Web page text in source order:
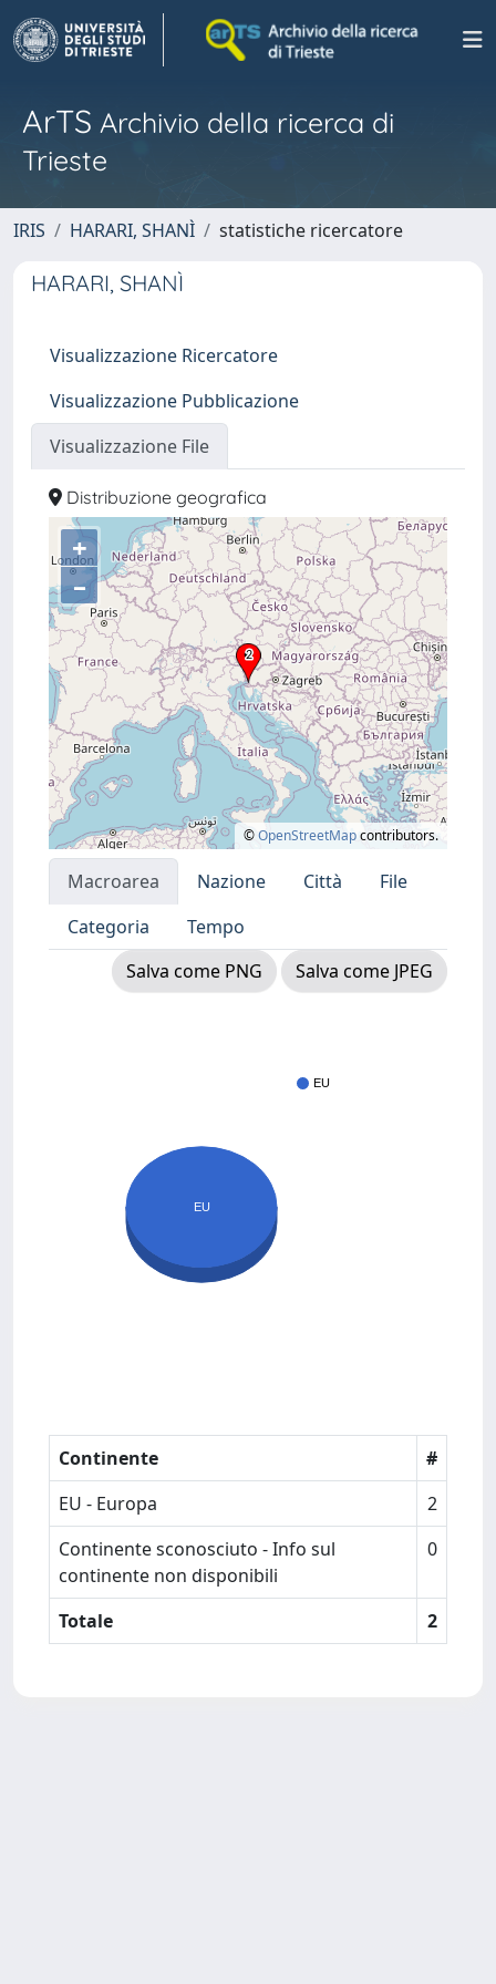
ArTS Archivio della ricerca di
Trieste
IRIS HARARI, SHANÌ statistiche ricercatore
HARARI, SHANÌ
Visualizzazione Ricercatore
Visualizzazione Pubblicazione
Visualizzazione File
Distribuzione geografica
+
–
©OpenStreetMapcontributors.
Macroarea Nazione Città
File
Categoria
Tempo
Salva come PNG
Salva come JPEG
EU
EU
Continente
#
EU - Europa
2
Continente sconosciuto - Info sul
continente non disponibili
0
Totale 2